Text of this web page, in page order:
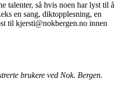
talenter, så hvis noen har lyst til å
en sang, diktopplesning, en
til kjersti@nokbergen.no innen
brukere ved Nok. Bergen.